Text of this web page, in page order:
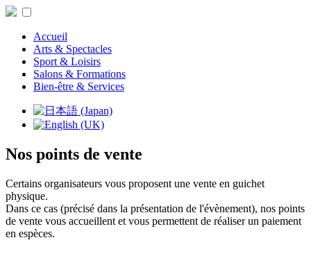
Accueil
Arts & Spectacles
Sport & Loisirs
Salons & Formations
Bien-être & Services
Nos points de vente
Certains organisateurs vous proposent une vente en guichet
physique.
Dans ce cas (précisé dans la présentation de l'évènement), nos points
de vente vous accueillent et vous permettent de réaliser un paiement
en espèces.